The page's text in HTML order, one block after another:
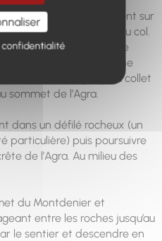
alternant cheminement sur
sur la petite route du col.
route rejoindre avec le
balisés. Laisser à gauche
tout droit jusqu’au collet
sommet de l’Agra.
dans un défilé rocheux (un
particulière) puis poursuivre
de l’Agra. Au milieu des
du Montdenier et
entre les roches jusqu’au
le sentier et descendre en
confidentialité